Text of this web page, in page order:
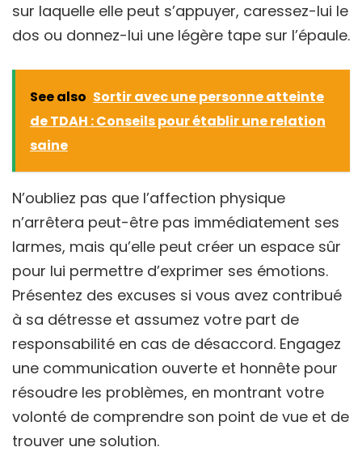
sur laquelle elle peut s’appuyer, caressez-lui le
dos ou donnez-lui une légère tape sur l’épaule.
See also Sortir avec une personne atteinte
de TDAH : Conseils pour établir une relation
saine
N’oubliez pas que l’affection physique
n’arrêtera peut-être pas immédiatement ses
larmes, mais qu’elle peut créer un espace sûr
pour lui permettre d’exprimer ses émotions.
Présentez des excuses si vous avez contribué
à sa détresse et assumez votre part de
responsabilité en cas de désaccord. Engagez
une communication ouverte et honnête pour
résoudre les problèmes, en montrant votre
volonté de comprendre son point de vue et de
trouver une solution.